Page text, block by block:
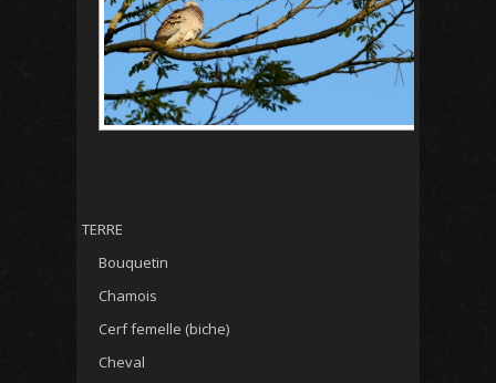
TERRE
Bouquetin
Chamois
Cerf femelle (biche)
Cheval